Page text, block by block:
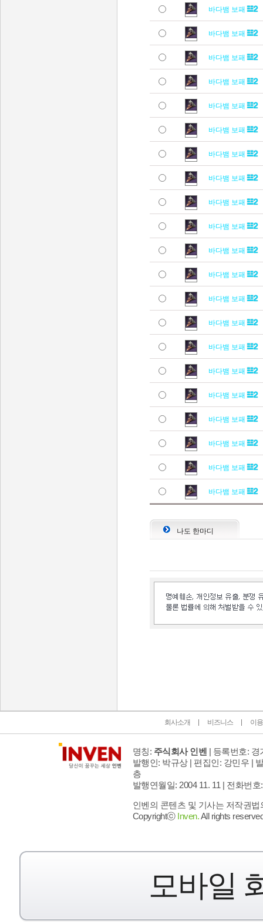
바다뱀 보패
바다뱀 보패
바다뱀 보패
바다뱀 보패
바다뱀 보패
바다뱀 보패
바다뱀 보패
바다뱀 보패
바다뱀 보패
바다뱀 보패
바다뱀 보패
바다뱀 보패
바다뱀 보패
바다뱀 보패
바다뱀 보패
바다뱀 보패
바다뱀 보패
바다뱀 보패
바다뱀 보패
바다뱀 보패
바다뱀 보패
나도 한마디
회사소개 비즈니스 이
명칭: 주식회사 인벤 | 등록번호: 경
발행인: 박규상 | 편집인: 강민우 |
층
발행연월일: 2004 11. 11 | 전화번호
인벤의 콘텐츠 및 기사는 저작권
Copyrightⓒ Inven.All rights
모바일